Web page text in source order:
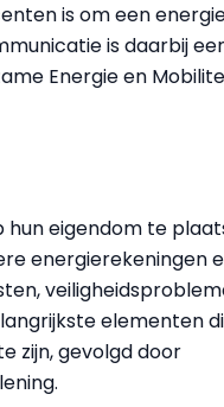
is om een
is daarbij
Energie en
hun eigendom te
energierekeningen
elementen
zijn, gevolgd door